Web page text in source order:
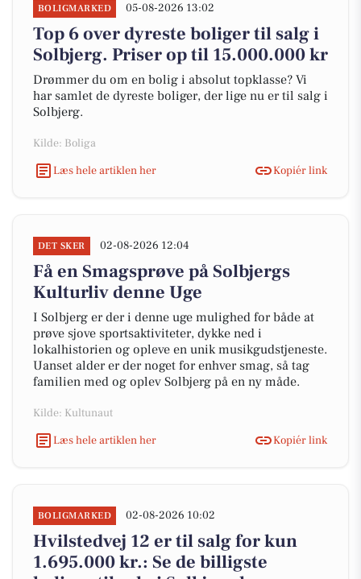
BOLIGMARKED 05-08-2026 13:02
Top 6 over dyreste boliger til salg i
Solbjerg. Priser op til 15.000.000 kr
Drømmer du om en bolig i absolut topklasse? Vi
har samlet de dyreste boliger, der lige nu er til salg i
Solbjerg.
Kilde: Boliga
Læs hele artiklen her
Kopiér link
DET SKER 02-08-2026 12:04
Få en Smagsprøve på Solbjergs
Kulturliv denne Uge
I Solbjerg er der i denne uge mulighed for både at
prøve sjove sportsaktiviteter, dykke ned i
lokalhistorien og opleve en unik musikgudstjeneste.
Uanset alder er der noget for enhver smag, så tag
familien med og oplev Solbjerg på en ny måde.
Kilde: Kultunaut
Læs hele artiklen her
Kopiér link
BOLIGMARKED 02-08-2026 10:02
Hvilstedvej 12 er til salg for kun
1.695.000 kr.: Se de billigste